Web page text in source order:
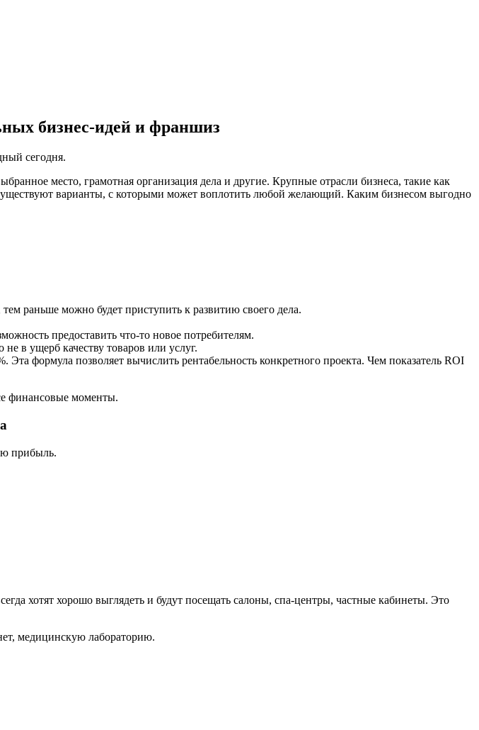
бизнес-идей и франшиз
сегодня.
место, грамотная организация дела и другие. Крупные отрасли бизнеса, такие как
варианты, с которыми может воплотить любой желающий. Каким бизнесом выгодно
раньше можно будет приступить к развитию своего дела.
предоставить что-то новое потребителям.
в ущерб качеству товаров или услуг.
формула позволяет вычислить рентабельность конкретного проекта. Чем показатель ROI
финансовые моменты.
прибыль.
хотят хорошо выглядеть и будут посещать салоны, спа-центры, частные кабинеты. Это
медицинскую лабораторию.